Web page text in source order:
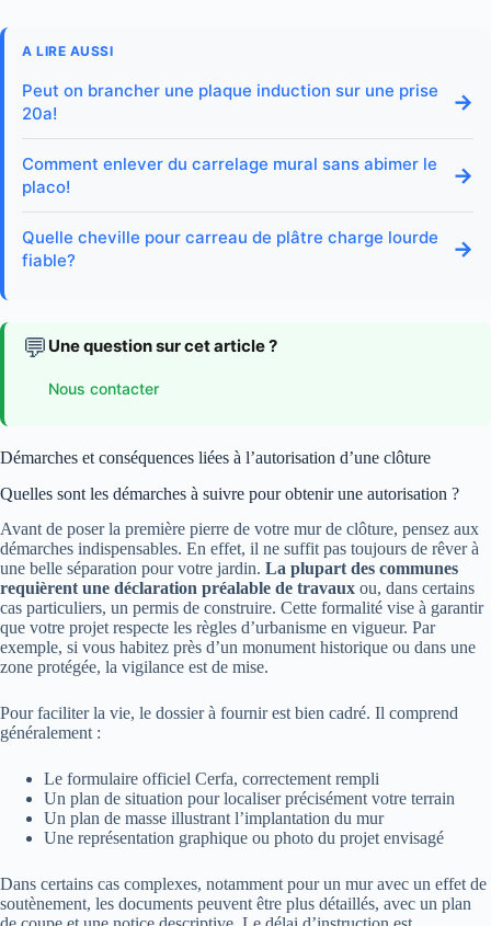
A LIRE AUSSI
Peut on brancher une plaque induction sur une prise
20a!
→
Comment enlever du carrelage mural sans abimer le
placo!
→
Quelle cheville pour carreau de plâtre charge lourde
fiable?
→
💬 Une question sur cet article ?
Nous contacter
Démarches et conséquences liées à l’autorisation d’une clôture
Quelles sont les démarches à suivre pour obtenir une autorisation ?
Avant de poser la première pierre de votre mur de clôture, pensez aux
démarches indispensables. En effet, il ne suffit pas toujours de rêver à
une belle séparation pour votre jardin. La plupart des communes
requièrent une déclaration préalable de travaux ou, dans certains
cas particuliers, un permis de construire. Cette formalité vise à garantir
que votre projet respecte les règles d’urbanisme en vigueur. Par
exemple, si vous habitez près d’un monument historique ou dans une
zone protégée, la vigilance est de mise.
Pour faciliter la vie, le dossier à fournir est bien cadré. Il comprend
généralement :
Le formulaire officiel Cerfa, correctement rempli
Un plan de situation pour localiser précisément votre terrain
Un plan de masse illustrant l’implantation du mur
Une représentation graphique ou photo du projet envisagé
Dans certains cas complexes, notamment pour un mur avec un effet de
soutènement, les documents peuvent être plus détaillés, avec un plan